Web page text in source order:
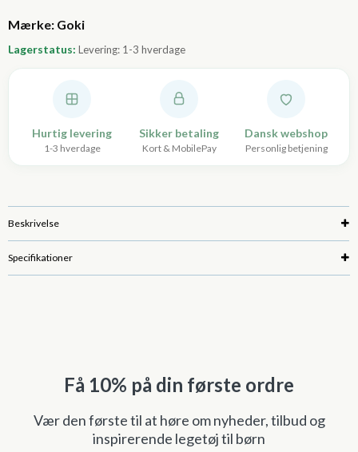
Lagerstatus: Levering: 1-3 hverdage
Hurtig levering
1-3 hverdage
Sikker betaling
Kort & MobilePay
Dansk webshop
Personlig betjening
Beskrivelse
Specifikationer
Få 10% på din første ordre
Vær den første til at høre om nyheder, tilbud og
inspirerende legetøj til børn